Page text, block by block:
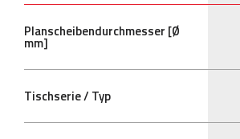
Planscheibendurchmesser [Ø
mm]
Tischserie / Typ